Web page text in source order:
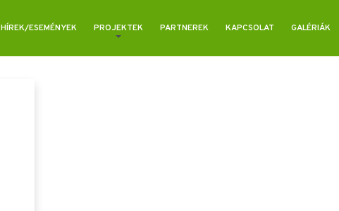
HÍREK/ESEMÉNYEK PROJEKTEK PARTNEREK KAPCSOLAT GALÉRIÁK